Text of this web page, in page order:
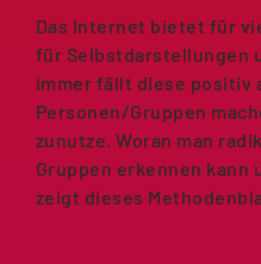
Das Internet bietet für
für Selbstdarstellungen
immer fällt diese positiv
Personen/Gruppen
zunutze. Woran man
Gruppen erkennen kann
zeigt dieses